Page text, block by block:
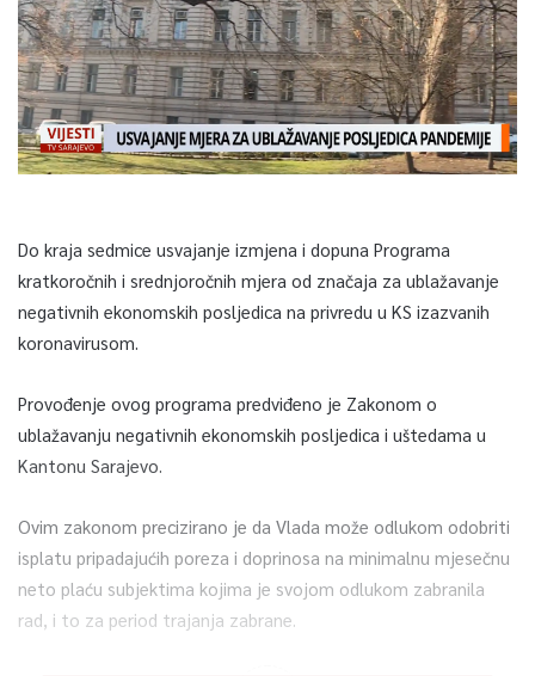
Do kraja sedmice usvajanje izmjena i dopuna Programa
kratkoročnih i srednjoročnih mjera od značaja za ublažavanje
negativnih ekonomskih posljedica na privredu u KS izazvanih
koronavirusom.
Provođenje ovog programa predviđeno je Zakonom o
ublažavanju negativnih ekonomskih posljedica i uštedama u
Kantonu Sarajevo.
Ovim zakonom precizirano je da Vlada može odlukom odobriti
isplatu pripadajućih poreza i doprinosa na minimalnu mjesečnu
neto plaću subjektima kojima je svojom odlukom zabranila
rad, i to za period trajanja zabrane.